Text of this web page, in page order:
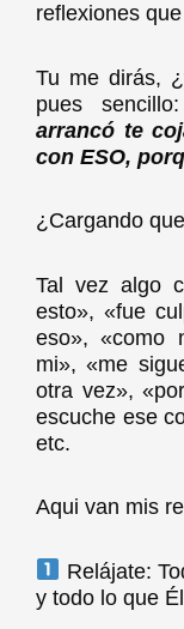
reflexiones
Tu me dirás,
pues
arrancó te
con ESO,
¿Cargando
Tal vez algo
esto», «fue
eso», «como
mi», «me
otra vez»,
escuche ese
etc.
Aqui van mis
Relájate:
y todo lo que